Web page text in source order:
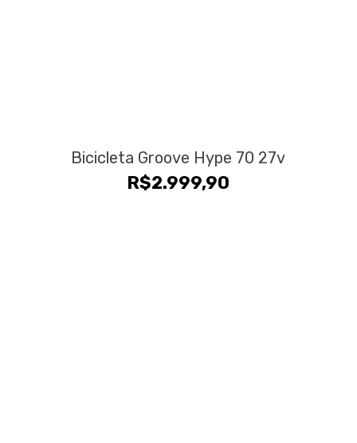
Bicicleta Groove Hype 70 27v
R$2.999,90